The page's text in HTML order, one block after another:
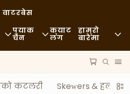
प्याक
चेन
क्याट
लग
हाम्रो
बारेमा
दिगोपन
कटलरी Skewers &